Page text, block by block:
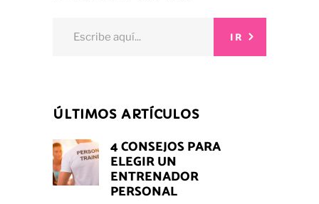
IR
ÚLTIMOS ARTÍCULOS
4 CONSEJOS PARA
ELEGIR UN
ENTRENADOR
PERSONAL